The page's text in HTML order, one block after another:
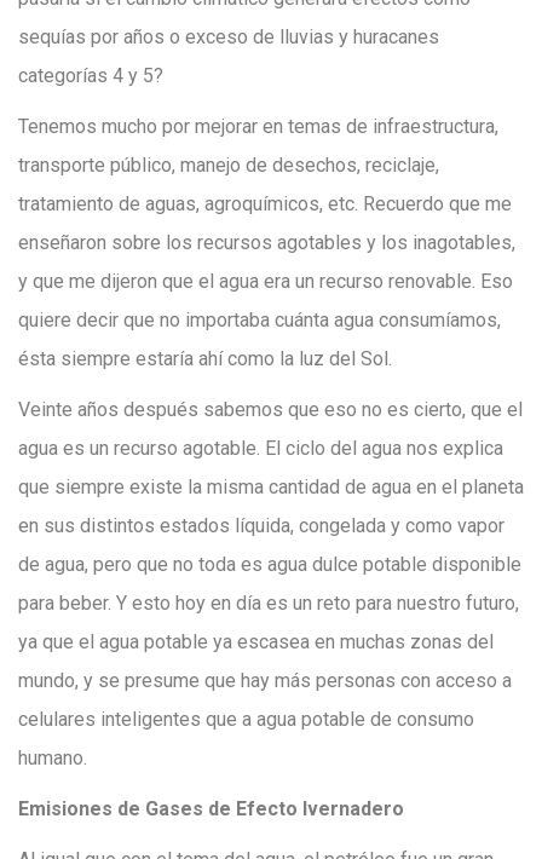
sequías por años o exceso de lluvias y huracanes
categorías 4 y 5?
Tenemos mucho por mejorar en temas de infraestructura,
transporte público, manejo de desechos, reciclaje,
tratamiento de aguas, agroquímicos, etc. Recuerdo que me
enseñaron sobre los recursos agotables y los inagotables,
y que me dijeron que el agua era un recurso renovable. Eso
quiere decir que no importaba cuánta agua consumíamos,
ésta siempre estaría ahí como la luz del Sol.
Veinte años después sabemos que eso no es cierto, que el
agua es un recurso agotable. El ciclo del agua nos explica
que siempre existe la misma cantidad de agua en el planeta
en sus distintos estados líquida, congelada y como vapor
de agua, pero que no toda es agua dulce potable disponible
para beber. Y esto hoy en día es un reto para nuestro futuro,
ya que el agua potable ya escasea en muchas zonas del
mundo, y se presume que hay más personas con acceso a
celulares inteligentes que a agua potable de consumo
humano.
Emisiones de Gases de Efecto Ivernadero